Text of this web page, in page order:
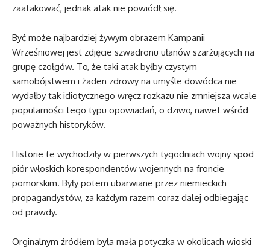
zaatakować, jednak atak nie powiódł się.
Być może najbardziej żywym obrazem Kampanii
Wrześniowej jest zdjęcie szwadronu ułanów szarżujących na
grupę czołgów. To, że taki atak byłby czystym
samobójstwem i żaden zdrowy na umyśle dowódca nie
wydałby tak idiotycznego wręcz rozkazu nie zmniejsza wcale
popularności tego typu opowiadań, o dziwo, nawet wśród
poważnych historyków.
Historie te wychodziły w pierwszych tygodniach wojny spod
piór włoskich korespondentów wojennych na froncie
pomorskim. Były potem ubarwiane przez niemieckich
propagandystów, za każdym razem coraz dalej odbiegając
od prawdy.
Orginalnym źródłem była mała potyczka w okolicach wioski